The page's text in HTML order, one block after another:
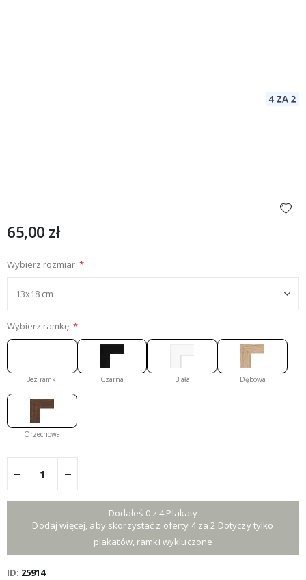
65,00 zł
Wybierz rozmiar
Wybierz ramkę
Bez ramki Czarna Biała Dębowa
Orzechowa
Dodałeś 0 z 4 Plakaty
Dodaj więcej, aby skorzystać z oferty 4 za 2.Dotyczy tylko
plakatów, ramki wykluczone
ID 25914